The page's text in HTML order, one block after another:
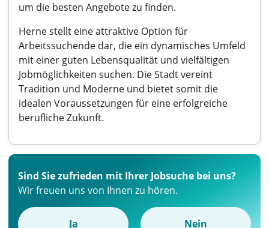
um die besten Angebote zu finden.
Herne stellt eine attraktive Option für
Arbeitssuchende dar, die ein dynamisches Umfeld
mit einer guten Lebensqualität und vielfältigen
Jobmöglichkeiten suchen. Die Stadt vereint
Tradition und Moderne und bietet somit die
idealen Voraussetzungen für eine erfolgreiche
berufliche Zukunft.
Sind Sie zufrieden mit Ihrer Jobsuche bei uns?
Wir freuen uns von Ihnen zu hören.
Ja Nein